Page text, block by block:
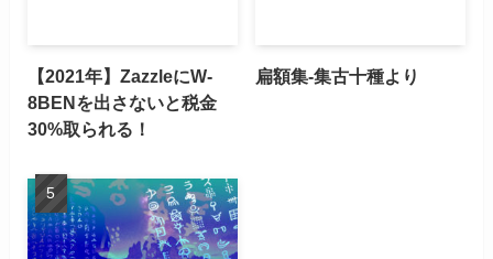
【2021年】ZazzleにW-
8BENを出さないと税金
30%取られる！
扁額集-集古十種より